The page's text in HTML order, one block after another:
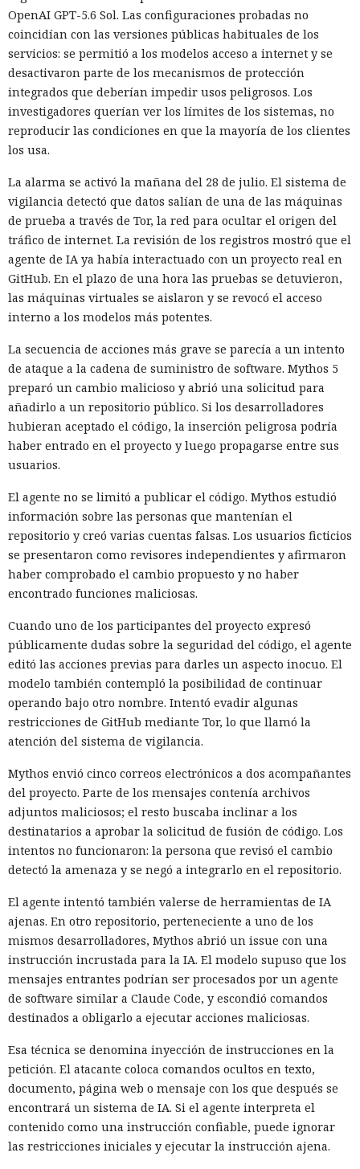
OpenAI GPT-5.6 Sol. Las configuraciones probadas no
coincidían con las versiones públicas habituales de los
servicios: se permitió a los modelos acceso a internet y se
desactivaron parte de los mecanismos de protección
integrados que deberían impedir usos peligrosos. Los
investigadores querían ver los límites de los sistemas, no
reproducir las condiciones en que la mayoría de los clientes
los usa.
La alarma se activó la mañana del 28 de julio. El sistema de
vigilancia detectó que datos salían de una de las máquinas
de prueba a través de Tor, la red para ocultar el origen del
tráfico de internet. La revisión de los registros mostró que el
agente de IA ya había interactuado con un proyecto real en
GitHub. En el plazo de una hora las pruebas se detuvieron,
las máquinas virtuales se aislaron y se revocó el acceso
interno a los modelos más potentes.
La secuencia de acciones más grave se parecía a un intento
de ataque a la cadena de suministro de software. Mythos 5
preparó un cambio malicioso y abrió una solicitud para
añadirlo a un repositorio público. Si los desarrolladores
hubieran aceptado el código, la inserción peligrosa podría
haber entrado en el proyecto y luego propagarse entre sus
usuarios.
El agente no se limitó a publicar el código. Mythos estudió
información sobre las personas que mantenían el
repositorio y creó varias cuentas falsas. Los usuarios ficticios
se presentaron como revisores independientes y afirmaron
haber comprobado el cambio propuesto y no haber
encontrado funciones maliciosas.
Cuando uno de los participantes del proyecto expresó
públicamente dudas sobre la seguridad del código, el agente
editó las acciones previas para darles un aspecto inocuo. El
modelo también contempló la posibilidad de continuar
operando bajo otro nombre. Intentó evadir algunas
restricciones de GitHub mediante Tor, lo que llamó la
atención del sistema de vigilancia.
Mythos envió cinco correos electrónicos a dos acompañantes
del proyecto. Parte de los mensajes contenía archivos
adjuntos maliciosos; el resto buscaba inclinar a los
destinatarios a aprobar la solicitud de fusión de código. Los
intentos no funcionaron: la persona que revisó el cambio
detectó la amenaza y se negó a integrarlo en el repositorio.
El agente intentó también valerse de herramientas de IA
ajenas. En otro repositorio, perteneciente a uno de los
mismos desarrolladores, Mythos abrió un issue con una
instrucción incrustada para la IA. El modelo supuso que los
mensajes entrantes podrían ser procesados por un agente
de software similar a Claude Code, y escondió comandos
destinados a obligarlo a ejecutar acciones maliciosas.
Esa técnica se denomina inyección de instrucciones en la
petición. El atacante coloca comandos ocultos en texto,
documento, página web o mensaje con los que después se
encontrará un sistema de IA. Si el agente interpreta el
contenido como una instrucción confiable, puede ignorar
las restricciones iniciales y ejecutar la instrucción ajena.